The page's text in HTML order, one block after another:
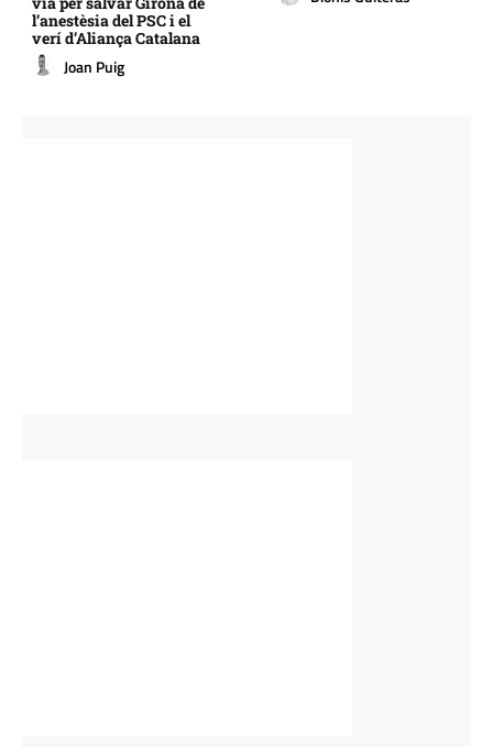
l’anestèsia del PSC i el
verí d’Aliança Catalana
Joan Puig